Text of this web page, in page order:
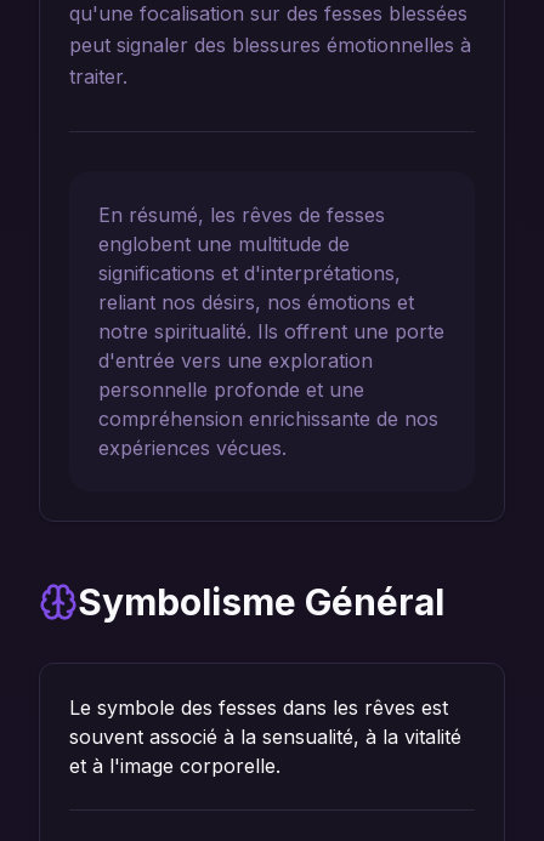
qu'une focalisation sur des fesses blessées
peut signaler des blessures émotionnelles à
traiter.
En résumé, les rêves de fesses
englobent une multitude de
significations et d'interprétations,
reliant nos désirs, nos émotions et
notre spiritualité. Ils offrent une porte
d'entrée vers une exploration
personnelle profonde et une
compréhension enrichissante de nos
expériences vécues.
Symbolisme Général
Le symbole des fesses dans les rêves est
souvent associé à la sensualité, à la vitalité
et à l'image corporelle.